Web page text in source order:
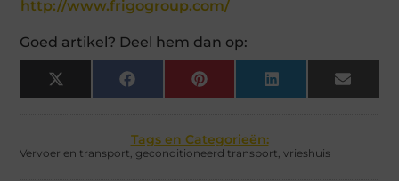
http://www.frigogroup.com/
Goed artikel? Deel hem dan op:
X
(Twitter)
Facebook Pinterest LinkedIn Email
Tags en Categorieën:
Vervoer en transport,geconditioneerd transport,vrieshuis